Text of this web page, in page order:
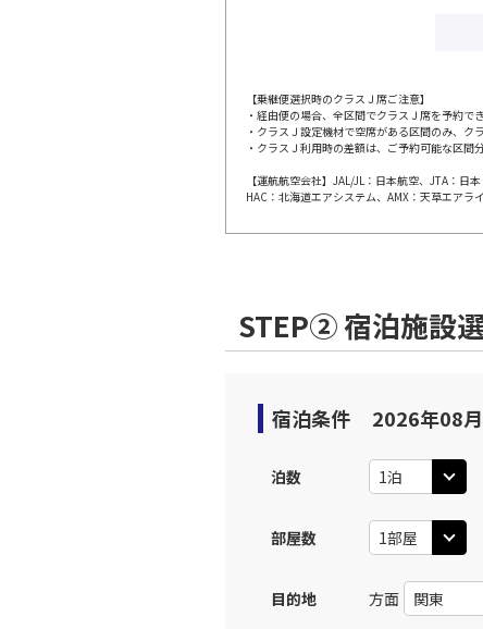
【乗継便選択時のクラスＪ席ご注意】
・経由便の場合、全区間でクラスＪ席を予約で
・クラスＪ設定機材で空席がある区間のみ、ク
・クラスＪ利用時の差額は、ご予約可能な区間
【運航航空会社】JAL/JL：日本航空、JTA：日
HAC：北海道エアシステム、AMX：天草エアラ
STEP② 宿泊施設
宿泊条件 2026年08
泊数
部屋数
目的地 方面